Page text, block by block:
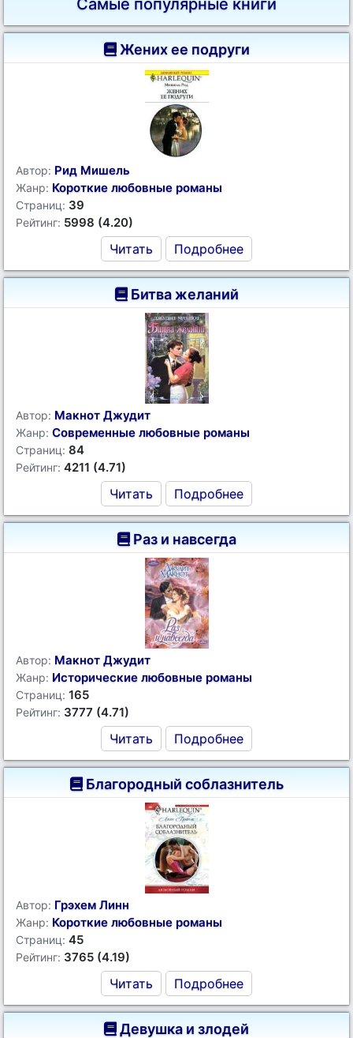
Самые популярные книги
Жених ее подруги
Автор: Рид Мишель
Жанр: Короткие любовные романы
Страниц: 39
Рейтинг: 5998 (4.20)
Читать Подробнее
Битва желаний
Автор: Макнот Джудит
Жанр: Современные любовные романы
Страниц: 84
Рейтинг: 4211 (4.71)
Читать Подробнее
Раз и навсегда
Автор: Макнот Джудит
Жанр: Исторические любовные романы
Страниц: 165
Рейтинг: 3777 (4.71)
Читать Подробнее
Благородный соблазнитель
Автор: Грэхем Линн
Жанр: Короткие любовные романы
Страниц: 45
Рейтинг: 3765 (4.19)
Читать Подробнее
Девушка и злодей